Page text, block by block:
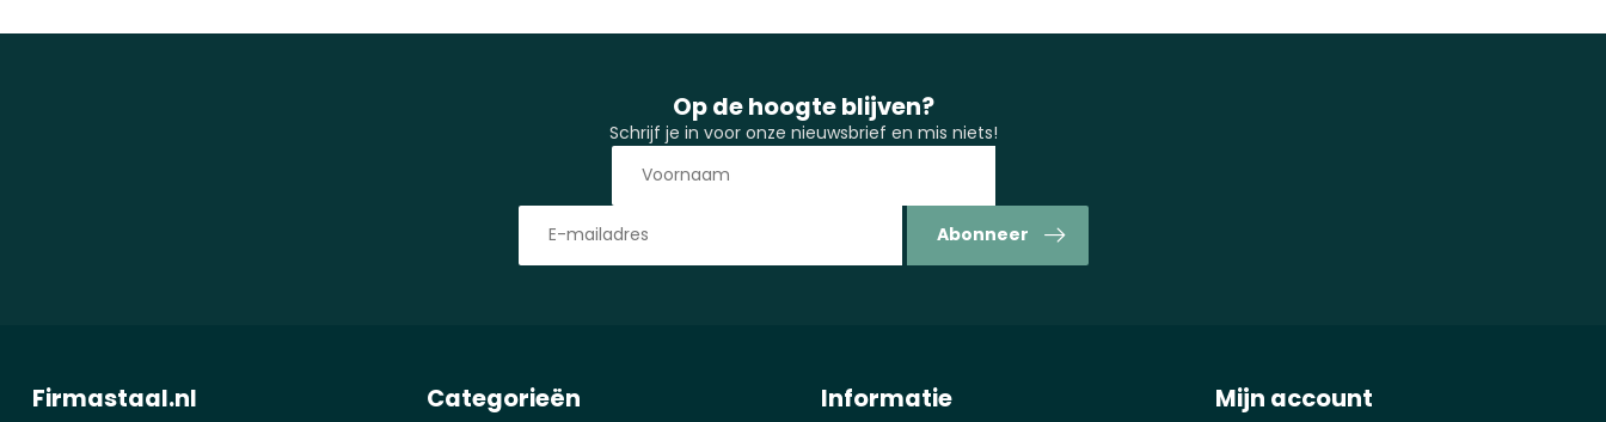
Op de hoogte blijven?
Schrijf je in voor onze nieuwsbrief en mis niets!
Abonneer
Firmastaal.nl Categorieën Informatie Mijn account